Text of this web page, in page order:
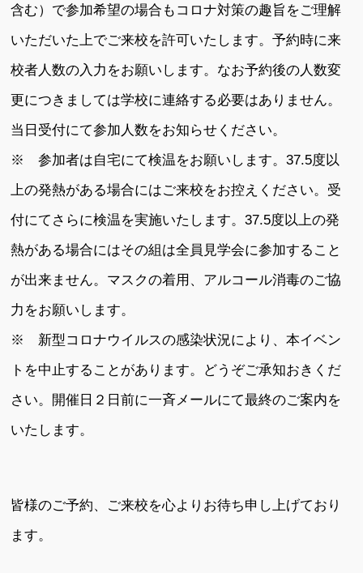
含む）で参加希望の場合もコロナ対策の趣旨をご理解
いただいた上でご来校を許可いたします。予約時に来
校者人数の入力をお願いします。なお予約後の人数変
更につきましては学校に連絡する必要はありません。
当日受付にて参加人数をお知らせください。
※ 参加者は自宅にて検温をお願いします。37.5度以
上の発熱がある場合にはご来校をお控えください。受
付にてさらに検温を実施いたします。37.5度以上の発
熱がある場合にはその組は全員見学会に参加すること
が出来ません。マスクの着用、アルコール消毒のご協
力をお願いします。
※ 新型コロナウイルスの感染状況により、本イベン
トを中止することがあります。どうぞご承知おきくだ
さい。開催日２日前に一斉メールにて最終のご案内を
いたします。
皆様のご予約、ご来校を心よりお待ち申し上げており
ます。